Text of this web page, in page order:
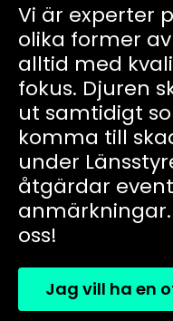
Vi är experter
olika former
alltid med
fokus. Djuren
ut samtidigt
komma till
under
åtgärdar
oss!
Jag vill ha en